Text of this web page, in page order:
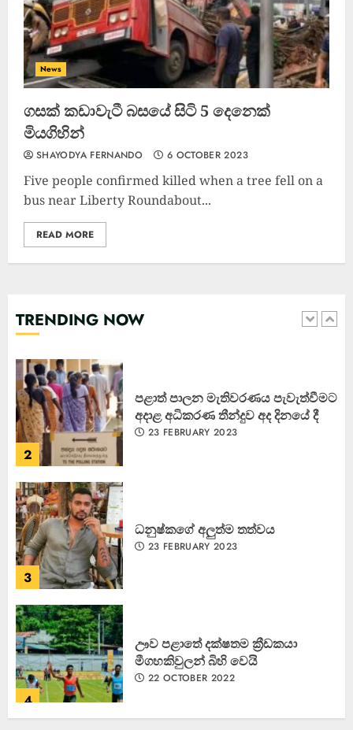
News
ගසක් කඩාවැටී බසයේ සිටි 5 දෙනෙක්
මියගිහින්
SHAYODYA FERNANDO 6 OCTOBER 2023
Five people confirmed killed when a tree fell on a
bus near Liberty Roundabout...
READ MORE
TRENDING NOW
4
ඌව පළාතේ දක්ෂතම ක්‍රීඩකයා
මීගහකිවුලන් බිහි වෙයි
22 OCTOBER 2022
1
2
පළාත් පාලන මැතිවරණය පැවැත්වීමට
අදාළ අධිකරණ තීන්දුව අද දිනයේ දී
23 FEBRUARY 2023
3
ධනුෂ්කගේ අලුත්ම තත්වය
23 FEBRUARY 2023
4
ඌව පළාතේ දක්ෂතම ක්‍රීඩකයා
මීගහකිවුලන් බිහි වෙයි
22 OCTOBER 2022